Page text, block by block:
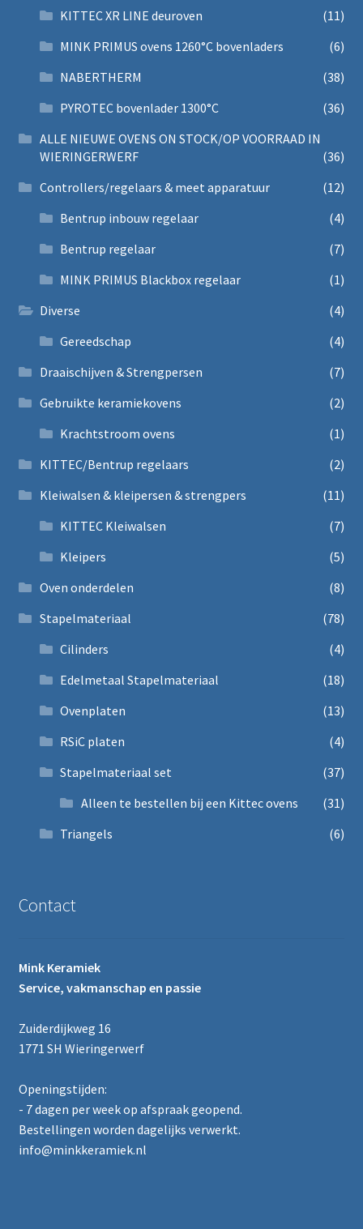
KITTEC XR LINE deuroven
(11)
MINK PRIMUS ovens 1260°C bovenladers
(6)
NABERTHERM
(38)
PYROTEC bovenlader 1300°C
(36)
ALLE NIEUWE OVENS ON STOCK/OP VOORRAAD IN
WIERINGERWERF
(36)
Controllers/regelaars & meet apparatuur
(12)
Bentrup inbouw regelaar
(4)
Bentrup regelaar
(7)
MINK PRIMUS Blackbox regelaar
(1)
Diverse
(4)
Gereedschap
(4)
Draaischijven & Strengpersen
(7)
Gebruikte keramiekovens
(2)
Krachtstroom ovens
(1)
KITTEC/Bentrup regelaars
(2)
Kleiwalsen & kleipersen & strengpers
(11)
KITTEC Kleiwalsen
(7)
Kleipers
(5)
Oven onderdelen
(8)
Stapelmateriaal
(78)
Cilinders
(4)
Edelmetaal Stapelmateriaal
(18)
Ovenplaten
(13)
RSiC platen
(4)
Stapelmateriaal set
(37)
Alleen te bestellen bij een Kittec ovens
(31)
Triangels
(6)
Contact
Mink Keramiek
Service, vakmanschap en passie
Zuiderdijkweg 16
1771 SH Wieringerwerf
Openingstijden:
- 7 dagen per week op afspraak geopend.
Bestellingen worden dagelijks verwerkt.
info@minkkeramiek.nl